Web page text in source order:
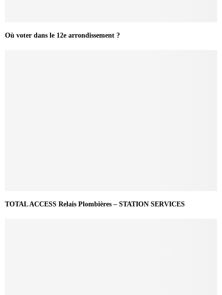
Où voter dans le 12e arrondissement ?
TOTAL ACCESS Relais Plombières – STATION SERVICES